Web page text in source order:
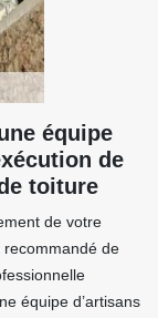
équipe
de
toiture
de votre
recommandé de
équipe d’artisans